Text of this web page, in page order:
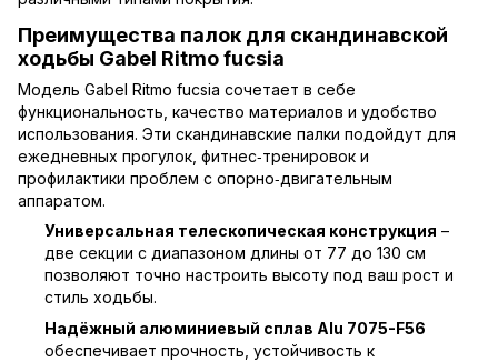
Преимущества палок для скандинавской
ходьбы Gabel Ritmo fucsia
Модель Gabel Ritmo fucsia сочетает в себе
функциональность, качество материалов и удобство
использования. Эти скандинавские палки подойдут для
ежедневных прогулок, фитнес‑тренировок и
профилактики проблем с опорно‑двигательным
аппаратом.
Универсальная телескопическая конструкция –
две секции с диапазоном длины от 77 до 130 см
позволяют точно настроить высоту под ваш рост и
стиль ходьбы.
Надёжный алюминиевый сплав Alu 7075-F56
обеспечивает прочность, устойчивость к